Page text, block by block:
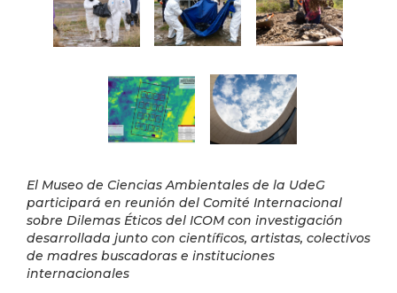
El Museo de Ciencias Ambientales de la UdeG
participará en reunión del Comité Internacional
sobre Dilemas Éticos del ICOM con investigación
desarrollada junto con científicos, artistas, colectivos
de madres buscadoras e instituciones
internacionales